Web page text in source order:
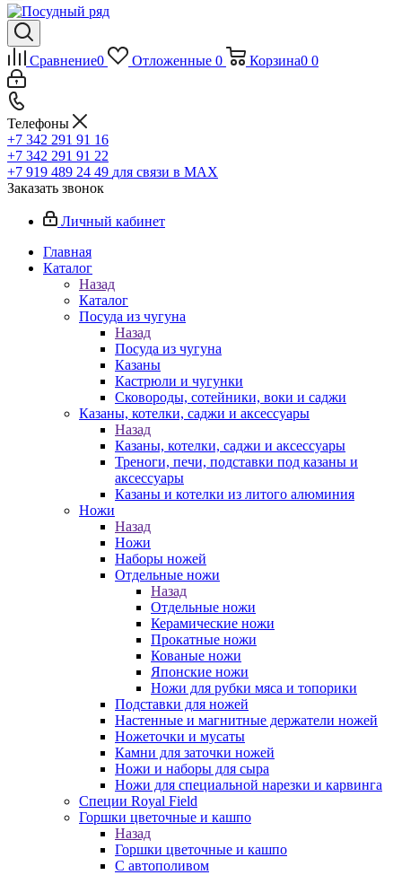
Сравнение0 Отложенные 0 Корзина0 0
Телефоны
+7 342 291 91 16
+7 342 291 91 22
+7 919 489 24 49 для связи в МАХ
Заказать звонок
Личный кабинет
Главная
Каталог
Назад
Каталог
Посуда из чугуна
Назад
Посуда из чугуна
Казаны
Кастрюли и чугунки
Сковороды, сотейники, воки и саджи
Казаны, котелки, саджи и аксессуары
Назад
Казаны, котелки, саджи и аксессуары
Треноги, печи, подставки под казаны и
аксессуары
Казаны и котелки из литого алюминия
Ножи
Назад
Ножи
Наборы ножей
Отдельные ножи
Назад
Отдельные ножи
Керамические ножи
Прокатные ножи
Кованые ножи
Японские ножи
Ножи для рубки мяса и топорики
Подставки для ножей
Настенные и магнитные держатели ножей
Ножеточки и мусаты
Камни для заточки ножей
Ножи и наборы для сыра
Ножи для специальной нарезки и карвинга
Специи Royal Field
Горшки цветочные и кашпо
Назад
Горшки цветочные и кашпо
С автополивом